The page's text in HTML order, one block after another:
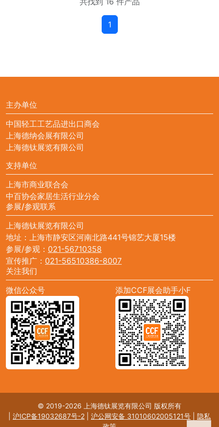
1
主办单位
中国轻工工艺品进出口商会
上海德纳会展有限公司
上海德钛展览有限公司
支持单位
上海市商业联合会
中百协会家居生活行业分会
参展/参观联系
上海德钛展览有限公司
地址：上海市静安区河南北路441号锦艺大厦15楼
参展/参观： 021-56710358
宣传推广： 021-56510386-8007
关注我们
微信公众号
添加CCF展会助手小F
© 2019-2026 上海德钛展览有限公司 版权所有
沪ICP备19032687号-2 沪公网安备 31010602005121号
隐私